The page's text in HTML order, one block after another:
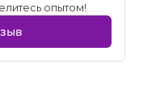
опытом!